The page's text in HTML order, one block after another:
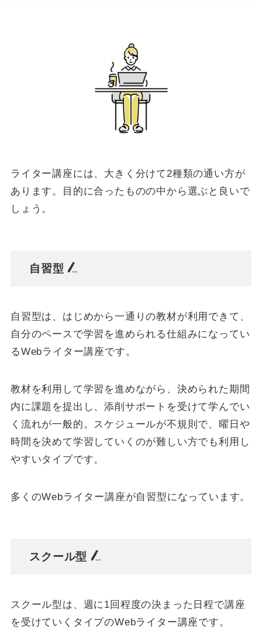
ライター講座には、大きく分けて2種類の通い方が
あります。目的に合ったものの中から選ぶと良いで
しょう。
自習型
自習型は、はじめから一通りの教材が利用できて、
自分のペースで学習を進められる仕組みになってい
るWebライター講座です。
教材を利用して学習を進めながら、決められた期間
内に課題を提出し、添削サポートを受けて学んでい
く流れが一般的。スケジュールが不規則で、曜日や
時間を決めて学習していくのが難しい方でも利用し
やすいタイプです。
多くのWebライター講座が自習型になっています。
スクール型
スクール型は、週に1回程度の決まった日程で講座
を受けていくタイプのWebライター講座です。